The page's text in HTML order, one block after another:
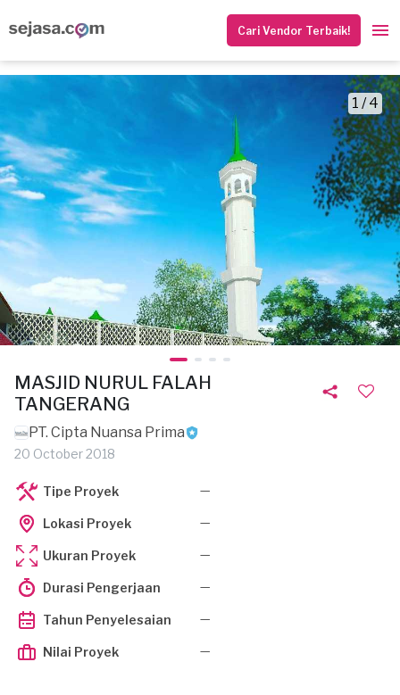
Cari Vendor Terbaik!
1 / 4
MASJID NURUL FALAH
TANGERANG
PT. Cipta Nuansa Prima
20 October 2018
Tipe Proyek —
Lokasi Proyek —
Ukuran Proyek —
Durasi Pengerjaan —
Tahun Penyelesaian —
Nilai Proyek —